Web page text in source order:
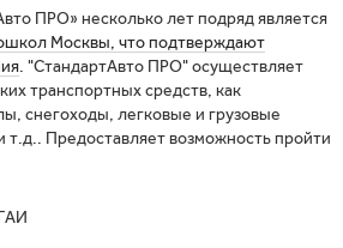
ПРО» несколько лет подряд является
Москвы, что подтверждают
. "СтандартАвто ПРО" осуществляет
транспортных средств, как
снегоходы, легковые и грузовые
т.д.. Предоставляет возможность пройти
удостоверения категорий «A», «A1»,
соответствие
методик, а также условий обучения